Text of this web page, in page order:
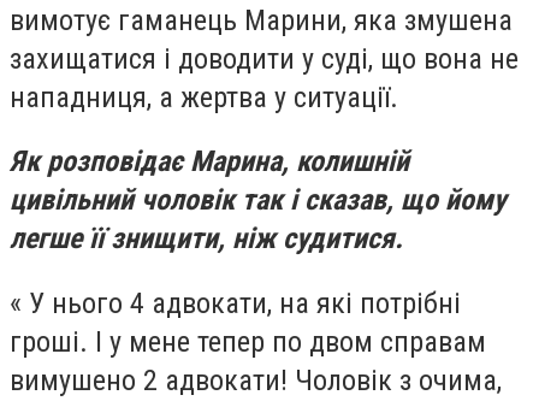
вимотує гаманець Марини, яка змушена
захищатися і доводити у суді, що вона не
нападниця, а жертва у ситуації.
Як розповідає Марина, колишній
цивільний чоловік так і сказав, що йому
легше її знищити, ніж судитися.
« У нього 4 адвокати, на які потрібні
гроші. І у мене тепер по двом справам
вимушено 2 адвокати! Чоловік з очима,